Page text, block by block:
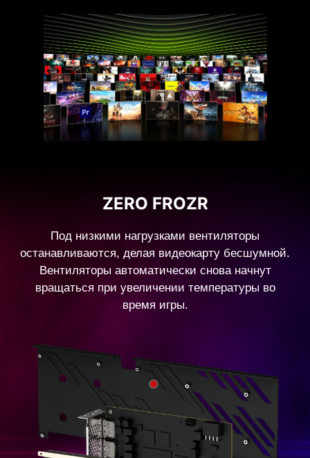
ZERO FROZR
Под низкими нагрузками вентиляторы
останавливаются, делая видеокарту бесшумной.
Вентиляторы автоматически снова начнут
вращаться при увеличении температуры во
время игры.